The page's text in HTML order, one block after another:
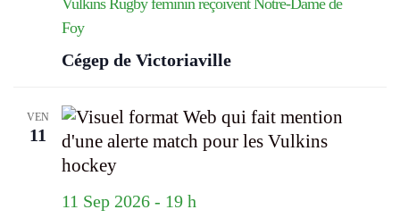
Vulkins Rugby féminin reçoivent Notre-Dame de
Foy
Cégep de Victoriaville
VEN
11
11 Sep 2026 - 19 h